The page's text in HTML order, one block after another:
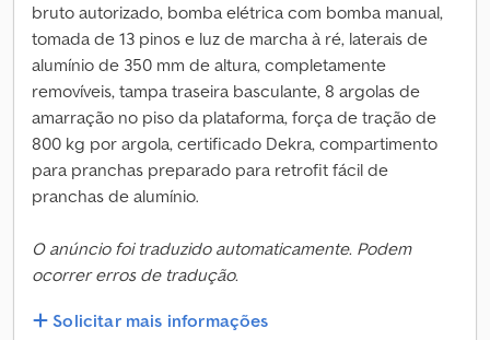
bruto autorizado, bomba elétrica com bomba manual,
tomada de 13 pinos e luz de marcha à ré, laterais de
alumínio de 350 mm de altura, completamente
removíveis, tampa traseira basculante, 8 argolas de
amarração no piso da plataforma, força de tração de
800 kg por argola, certificado Dekra, compartimento
para pranchas preparado para retrofit fácil de
pranchas de alumínio.
O anúncio foi traduzido automaticamente. Podem
ocorrer erros de tradução.
Solicitar mais informações